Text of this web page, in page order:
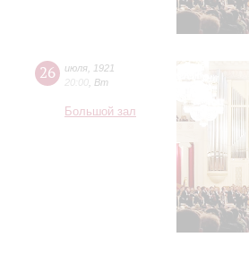
26 июля
1921
20:00 Вт
Большой зал